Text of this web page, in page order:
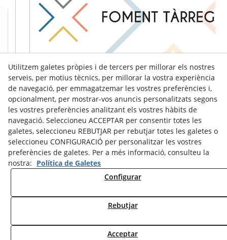
Utilitzem galetes pròpies i de tercers per millorar els nostres
serveis, per motius tècnics, per millorar la vostra experiència
de navegació, per emmagatzemar les vostres preferències i,
opcionalment, per mostrar-vos anuncis personalitzats segons
les vostres preferències analitzant els vostres hàbits de
navegació. Seleccioneu ACCEPTAR per consentir totes les
galetes, seleccioneu REBUTJAR per rebutjar totes les galetes o
seleccioneu CONFIGURACIÓ per personalitzar les vostres
preferències de galetes. Per a més informació, consulteu la
nostra: Política de Galetes
Configurar
Rebutjar
Acceptar